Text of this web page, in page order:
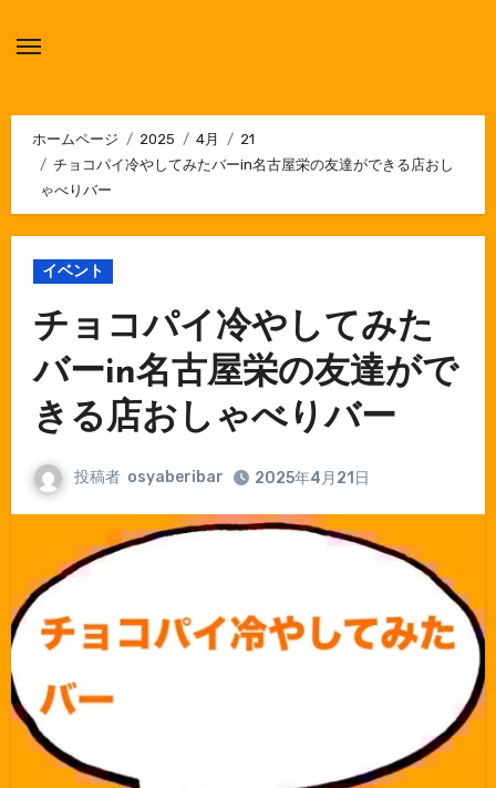
ホームページ 2025 4月
21
チョコパイ冷やしてみたバーin名古屋栄の友達ができる店おし
ゃべりバー
イベント
チョコパイ冷やしてみた
バーin名古屋栄の友達がで
きる店おしゃべりバー
投稿者 osyaberibar 2025年4月21日